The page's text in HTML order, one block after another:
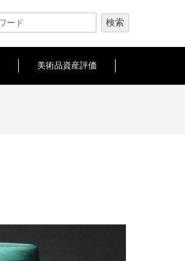
美術品資産評価